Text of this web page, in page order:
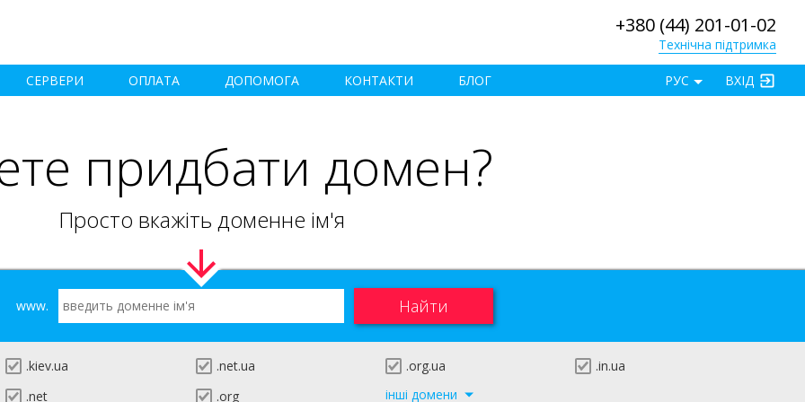
+380 (44) 201-01-02
Технічна підтримка
СЕРВЕРИ ОПЛАТА ДОПОМОГА КОНТАКТИ БЛОГ ВХІД
РУС
придбати домен?
Просто вкажіть доменне ім'я
www.
.kiev.ua .net.ua .org.ua
.in.ua
.net
.org інші домени